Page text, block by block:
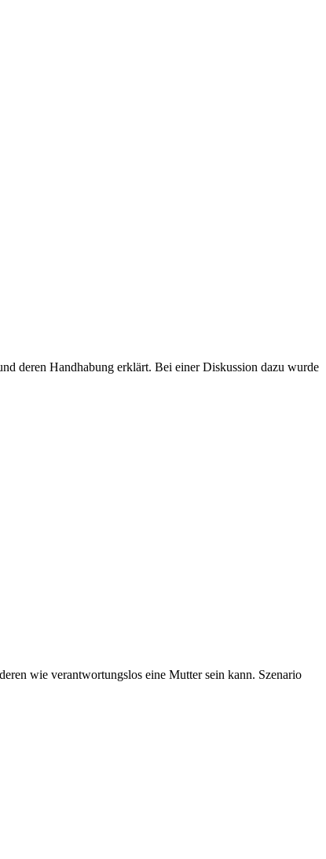
deren Handhabung erklärt. Bei einer Diskussion dazu wurde
wie verantwortungslos eine Mutter sein kann. Szenario